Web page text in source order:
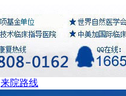
来院路线